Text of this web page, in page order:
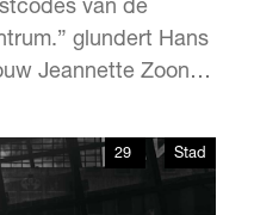
van de
glundert Hans
Jeannette Zoon-
dus waar ze over
hier niet vandaan;
een-kap in
29 Stad